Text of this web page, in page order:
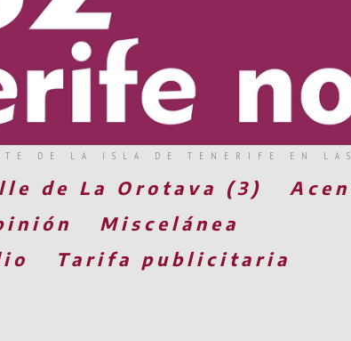
DE LA ISLA DE TENERIFE EN
de La Orotava (3)
Miscelánea
Tarifa publicitaria